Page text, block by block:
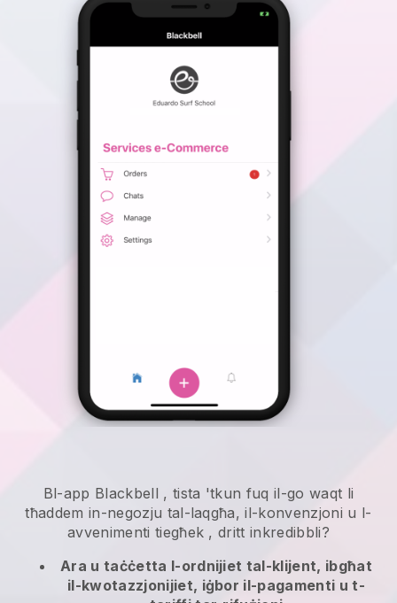
Bl-app Blackbell , tista 'tkun fuq il-go waqt li
tħaddem in-negozju tal-laqgħa, il-konvenzjoni u l-
avvenimenti tiegħek , dritt inkredibbli?
Ara u taċċetta l-ordnijiet tal-klijent, ibgħat
il-kwotazzjonijiet, iġbor il-pagamenti u t-